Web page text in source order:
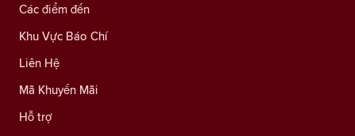
Các điểm đến
Khu Vực Báo Chí
Liên Hệ
Mã Khuyến Mãi
Hỗ trợ